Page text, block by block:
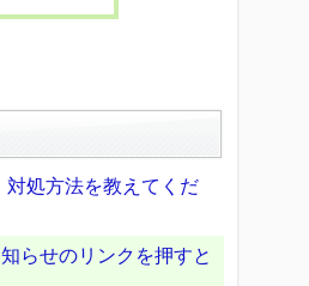
処方法を教えてくだ
らせのリンクを押すと